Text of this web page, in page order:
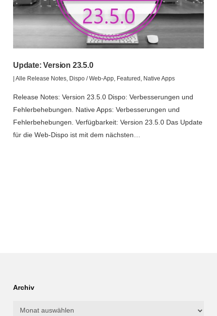
Update: Version 23.5.0
| Alle Release Notes, Dispo / Web-App, Featured, Native Apps
Release Notes: Version 23.5.0 Dispo: Verbesserungen und
Fehlerbehebungen. Native Apps: Verbesserungen und
Fehlerbehebungen. Verfügbarkeit: Version 23.5.0 Das Update
für die Web-Dispo ist mit dem nächsten…
Archiv
Archiv